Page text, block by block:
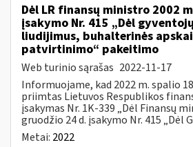
Dėl LR finansų ministro 2002
įsakymo Nr. 415 „Dėl
liudijimus, buhalterinės
patvirtinimo“ pakeitimo
Web turinio sąrašas 2022-11-17
Informuojame, kad 2022 m. spalio
priimtas Lietuvos Respublikos
įsakymas Nr. 1K-339 „Dėl Finansų
gruodžio 24 d. įsakymo Nr. 415 „Dėl
Metai: 2022